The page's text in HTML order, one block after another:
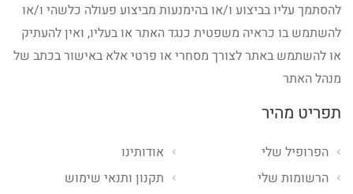
להסתמך עליו בביצוע ו/או בהימנעות מביצוע פעולה כלשהי ו/או
להשתמש בו כראיה משפטית כנגד האתר או בעליו, ואין להעתיק
או להשתמש באתר לצורך מסחרי או פרטי אלא באישור בכתב של
מנהל האתר
תפריט מהיר
אודותינו
תקנון ותנאי שימוש
הפרופיל שלי
הרשומות שלי